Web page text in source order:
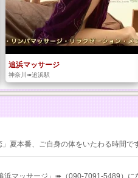
追浜マッサージ
神奈川➠追浜駅
」夏本番、ご自身の体をいたわる時間
ッサージ」➠（090-7091-5489）になりまし